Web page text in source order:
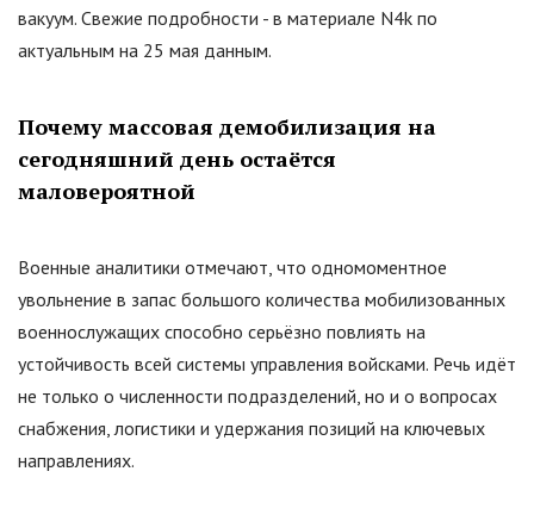
вакуум. Свежие подробности - в материале N4k по
актуальным на 25 мая данным.
Почему массовая демобилизация на
сегодняшний день остаётся
маловероятной
Военные аналитики отмечают, что одномоментное
увольнение в запас большого количества мобилизованных
военнослужащих способно серьёзно повлиять на
устойчивость всей системы управления войсками. Речь идёт
не только о численности подразделений, но и о вопросах
снабжения, логистики и удержания позиций на ключевых
направлениях.